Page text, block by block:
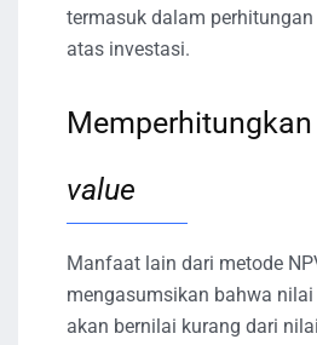
termasuk dalam
atas investasi.
Memperhitungkan
value
Manfaat lain dari metode
mengasumsikan bahwa
akan bernilai kurang dari